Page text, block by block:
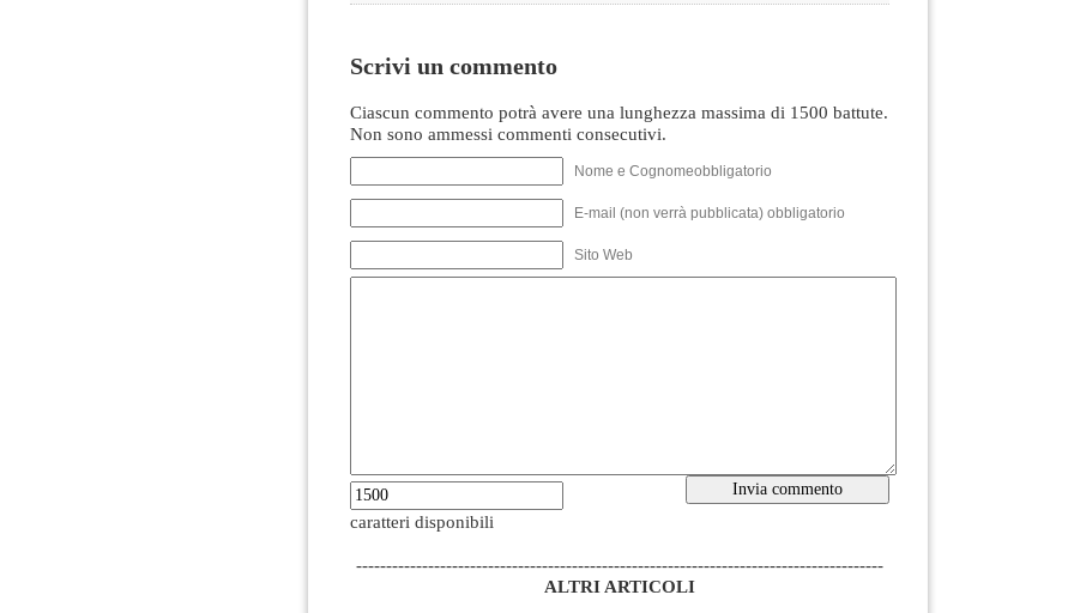
Scrivi un commento
Ciascun commento potrà avere una lunghezza massima di 1500 battute.
Non sono ammessi commenti consecutivi.
Nome e Cognomeobbligatorio
E-mail (non verrà pubblicata) obbligatorio
Sito Web
caratteri disponibili
----------------------------------------------------------------------------------------
ALTRI ARTICOLI